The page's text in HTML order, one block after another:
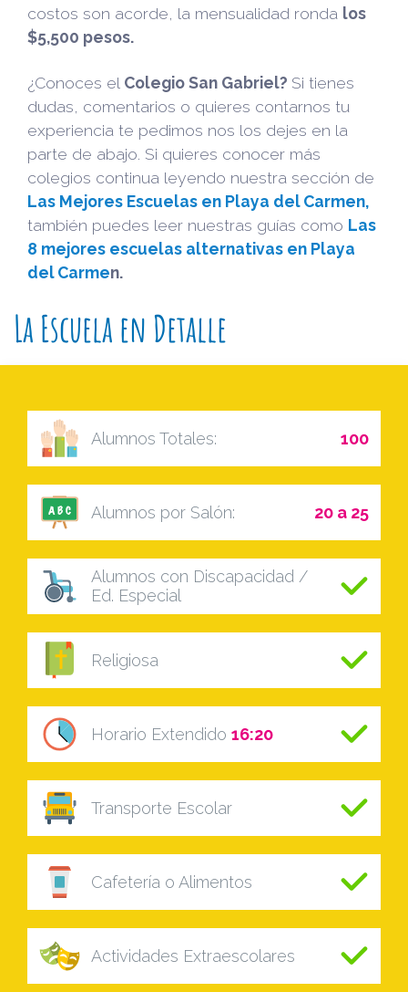
costos son acorde, la mensualidad ronda los
$5,500 pesos.
¿Conoces el Colegio San Gabriel? Si tienes
dudas, comentarios o quieres contarnos tu
experiencia te pedimos nos los dejes en la
parte de abajo. Si quieres conocer más
colegios continua leyendo nuestra sección de
Las Mejores Escuelas en Playa del Carmen,
también puedes leer nuestras guías como Las
8 mejores escuelas alternativas en Playa
del Carmen.
La Escuela en Detalle
Alumnos Totales: 100
Alumnos por Salón: 20 a 25
Alumnos con Discapacidad /
Ed. Especial
Religiosa
Horario Extendido 16:20
Transporte Escolar
Cafetería o Alimentos
Actividades Extraescolares